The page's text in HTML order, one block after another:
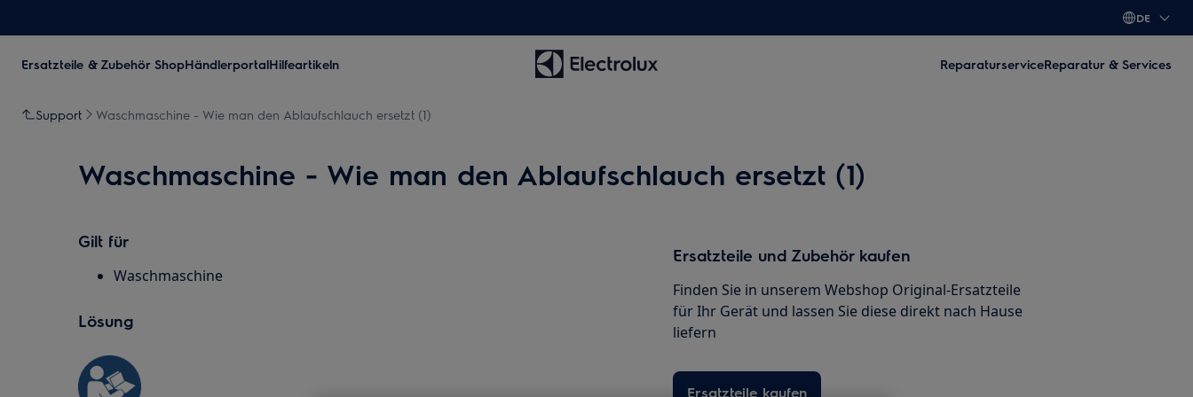
DE
Ersatzteile & Zubehör ShopHändlerportalHilfeartikeln ReparaturserviceReparatur & Services
Support Waschmaschine - Wie man den Ablaufschlauch ersetzt (1)
Waschmaschine - Wie man den Ablaufschlauch ersetzt (1)
Gilt für
Waschmaschine
Lösung
Ersatzteile und Zubehör kaufen
Finden Sie in unserem Webshop Original-Ersatzteile
für Ihr Gerät und lassen Sie diese direkt nach Hause
liefern
Ersatzteile kaufen